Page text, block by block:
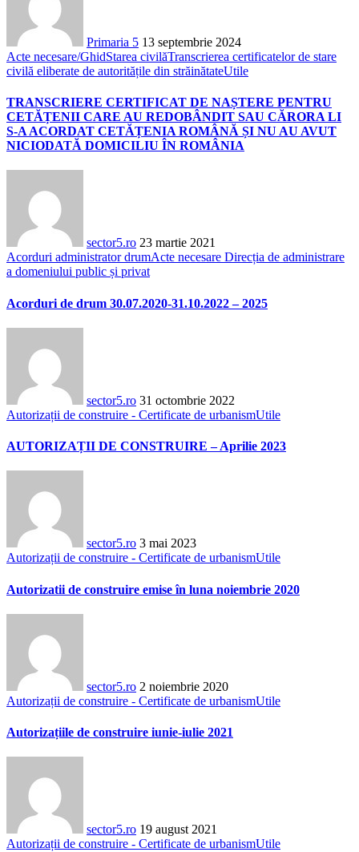
Primaria 5 13 septembrie 2024
Acte necesare/GhidStarea civilăTranscrierea certificatelor de stare
civilă eliberate de autoritățile din străinătateUtile
TRANSCRIERE CERTIFICAT DE NAȘTERE PENTRU
CETĂȚENII CARE AU REDOBÂNDIT SAU CĂRORA LI
S-A ACORDAT CETĂȚENIA ROMÂNĂ ȘI NU AU AVUT
NICIODATĂ DOMICILIU ÎN ROMÂNIA
sector5.ro 23 martie 2021
Acorduri administrator drumActe necesare Direcția de administrare
a domeniului public și privat
Acorduri de drum 30.07.2020-31.10.2022 – 2025
sector5.ro 31 octombrie 2022
Autorizații de construire - Certificate de urbanismUtile
AUTORIZAȚII DE CONSTRUIRE – Aprilie 2023
sector5.ro 3 mai 2023
Autorizații de construire - Certificate de urbanismUtile
Autorizatii de construire emise în luna noiembrie 2020
sector5.ro 2 noiembrie 2020
Autorizații de construire - Certificate de urbanismUtile
Autorizațiile de construire iunie-iulie 2021
sector5.ro 19 august 2021
Autorizații de construire - Certificate de urbanismUtile